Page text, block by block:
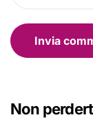
Non